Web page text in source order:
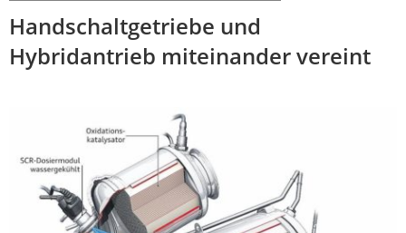
Handschaltgetriebe und
Hybridantrieb miteinander vereint